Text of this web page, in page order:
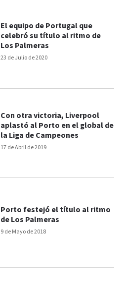
23 de Julio de 2020
El equipo de Portugal que
celebró su título al ritmo de
Los Palmeras
17 de Abril de 2019
Con otra victoria, Liverpool
aplastó al Porto en el global de
la Liga de Campeones
9 de Mayo de 2018
Porto festejó el título al ritmo
de Los Palmeras